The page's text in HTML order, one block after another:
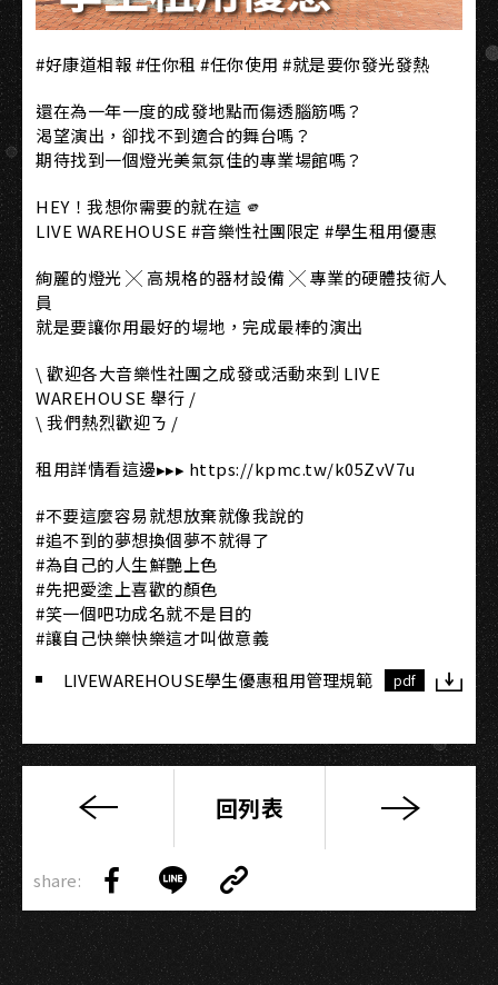
#好康道相報 #任你租 #任你使用 #就是要你發光發熱
還在為一年一度的成發地點而傷透腦筋嗎？
渴望演出，卻找不到適合的舞台嗎？
期待找到一個燈光美氣氛佳的專業場館嗎？
HEY！我想你需要的就在這 🫵
LIVE WAREHOUSE #音樂性社團限定 #學生租用優惠
絢麗的燈光 ╳ 高規格的器材設備 ╳ 專業的硬體技術人
員
就是要讓你用最好的場地，完成最棒的演出
\ 歡迎各大音樂性社團之成發或活動來到 LIVE
WAREHOUSE 舉行 /
\ 我們熱烈歡迎ㄋ /
租用詳情看這邊▸▸▸ https://kpmc.tw/k05ZvV7u
#不要這麼容易就想放棄就像我說的
#追不到的夢想換個夢不就得了
#為自己的人生鮮艷上色
#先把愛塗上喜歡的顏色
#笑一個吧功成名就不是目的
#讓自己快樂快樂這才叫做意義
LIVEWAREHOUSE學生優惠租用管理規範
pdf
【新
稿】
2024
高
雄
回列表
share:
Share
on
Facebook
Share
on
LINE
Copy
Link
Link